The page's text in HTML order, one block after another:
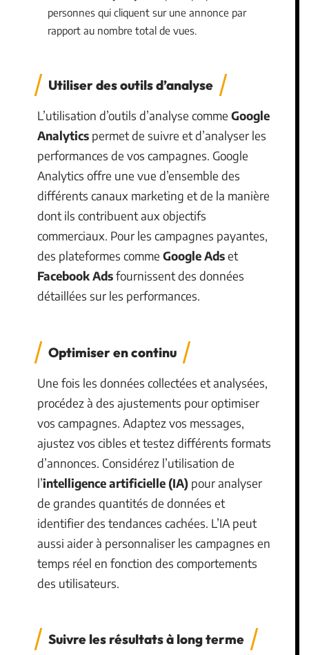
personnes qui cliquent sur une annonce par
rapport au nombre total de vues.
Utiliser des outils d’analyse
L’utilisation d’outils d’analyse comme Google
Analytics permet de suivre et d’analyser les
performances de vos campagnes. Google
Analytics offre une vue d’ensemble des
différents canaux marketing et de la manière
dont ils contribuent aux objectifs
commerciaux. Pour les campagnes payantes,
des plateformes comme Google Adset
Facebook Adsfournissent des données
détaillées sur les performances.
Optimiser en continu
Une fois les données collectées et analysées,
procédez à des ajustements pour optimiser
vos campagnes. Adaptez vos messages,
ajustez vos cibles et testez différents formats
d’annonces. Considérez l’utilisation de
l’intelligence artificielle (IA) pour analyser
de grandes quantités de données et
identifier des tendances cachées. L’IA peut
aussi aider à personnaliser les campagnes en
temps réel en fonction des comportements
des utilisateurs.
Suivre les résultats à long terme